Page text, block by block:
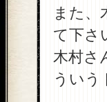
また、
て下さ
木村さ
ういう